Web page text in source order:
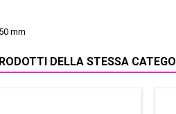
mm
DELLA STESSA